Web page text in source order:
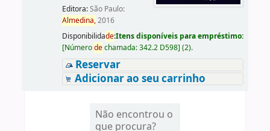
Editora:São Paulo:
Almedina,2016
Disponibilidade:Itens disponíveis para empréstimo:
[Númerodechamada:342.2 D598] (2).
Reservar
Adicionar ao seu carrinho
Não encontrou o
que procura?